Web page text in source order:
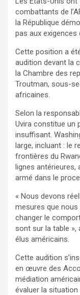
combattants de
la République
pas aux exigences
Cette position a
audition devant la
la Chambre des
Troutman, sous-
africaines.
Selon la
Uvira constitue un
insuffisant.
large, incluant : le
frontières du
lignes antérieures,
armé dans le
« Nous devons
mesures que
changer le
sont sur la table »,
élus américains.
Cette audition
en œuvre des
médiation
évaluer la